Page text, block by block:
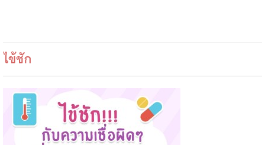
ไข้ชัก